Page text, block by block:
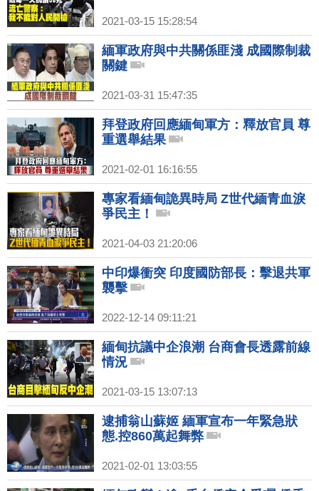
2021-03-15 15:28:54
緬軍政府與中共關係匪淺 成國際制裁
關鍵
2021-03-31 15:47:35
拜登政府回應緬甸軍方：釋放官員 尊
重選舉結果
2021-02-01 16:16:55
專家看緬甸詭異時局 Z世代緬青血淚
爭民主！
2021-04-03 21:20:06
中印爆衝突 印度國防部長：擊退共軍
襲擊
2022-12-14 09:11:21
緬甸抗議中企浪潮 台商會長透露前線
情況
2021-03-15 13:07:13
逮捕翁山蘇姬 緬軍宣布一年緊急狀
態.控860萬起舞弊
2021-02-01 13:03:55